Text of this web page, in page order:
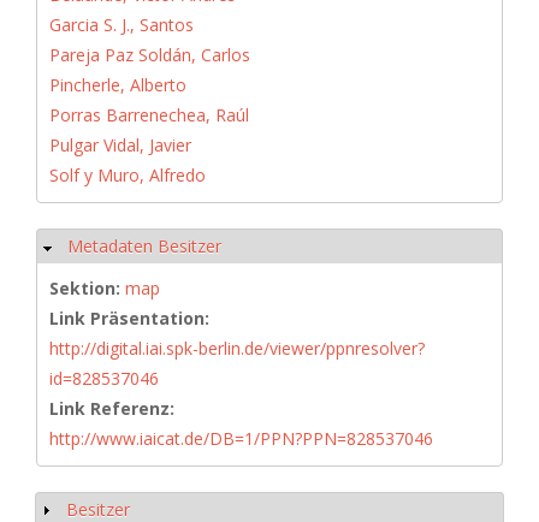
Garcia S. J., Santos
Pareja Paz Soldán, Carlos
Pincherle, Alberto
Porras Barrenechea, Raúl
Pulgar Vidal, Javier
Solf y Muro, Alfredo
Ausblenden
Metadaten Besitzer
Sektion: map
Link Präsentation:
http://digital.iai.spk-berlin.de/viewer/ppnresolver?
id=828537046
Link Referenz:
http://www.iaicat.de/DB=1/PPN?PPN=828537046
Anzeigen
Besitzer